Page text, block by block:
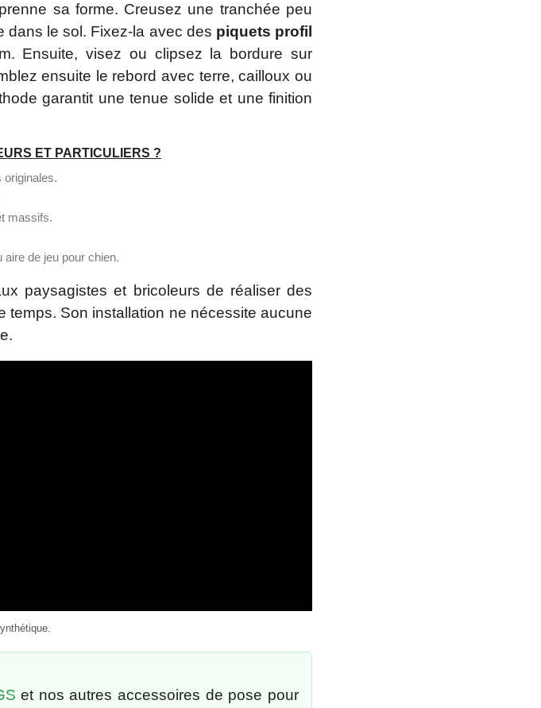
sa forme. Creusez une tranchée peu
dans le sol. Fixez-la avec des piquets profil
Ensuite, visez ou clipsez la bordure sur
ensuite le rebord avec terre, cailloux ou
garantit une tenue solide et une finition
ET PARTICULIERS ?
originales.
massifs.
aire de jeu pour chien.
paysagistes et bricoleurs de réaliser des
temps. Son installation ne nécessite aucune
et nos autres accessoires de pose pour